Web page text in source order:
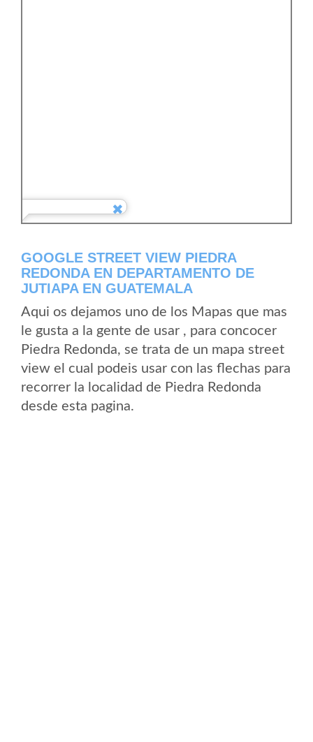
GOOGLE STREET VIEW PIEDRA
REDONDA EN DEPARTAMENTO DE
JUTIAPA EN GUATEMALA
Aqui os dejamos uno de los Mapas que mas
le gusta a la gente de usar , para concocer
Piedra Redonda, se trata de un mapa street
view el cual podeis usar con las flechas para
recorrer la localidad de Piedra Redonda
desde esta pagina.